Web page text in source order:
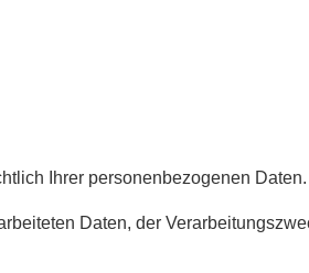
Ihrer personenbezogenen
Daten, der